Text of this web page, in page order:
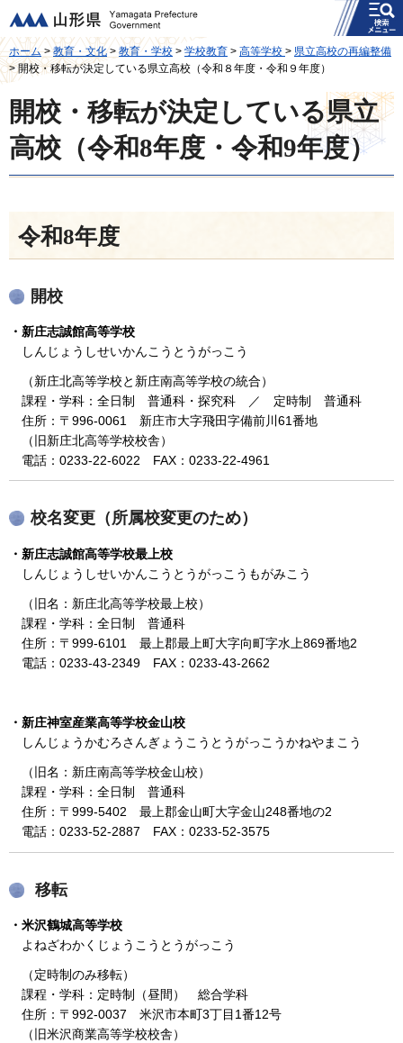
山形県
メニュー
ホーム>教育・文化> 教育・学校 > 学校教育 > 高等学校 > 県立高校の再編整備
> 開校・移転が決定している県立高校（令和８年度・令和９年度）
開校・移転が決定している県立
高校（令和8年度・令和9年度）
令和8年度
開校
・新庄志誠館高等学校
しんじょうしせいかんこうとうがっこう
（新庄北高等学校と新庄南高等学校の統合）
課程・学科：全日制 普通科・探究科 ／ 定時制 普通科
住所：〒996-0061 新庄市大字飛田字備前川61番地
（旧新庄北高等学校校舎）
電話：0233-22-6022 FAX：0233-22-4961
校名変更（所属校変更のため）
・新庄志誠館高等学校最上校
しんじょうしせいかんこうとうがっこうもがみこう
（旧名：新庄北高等学校最上校）
課程・学科：全日制 普通科
住所：〒999-6101 最上郡最上町大字向町字水上869番地2
電話：0233-43-2349 FAX：0233-43-2662
・新庄神室産業高等学校金山校
しんじょうかむろさんぎょうこうとうがっこうかねやまこう
（旧名：新庄南高等学校金山校）
課程・学科：全日制 普通科
住所：〒999-5402 最上郡金山町大字金山248番地の2
電話：0233-52-2887 FAX：0233-52-3575
移転
・米沢鶴城高等学校
よねざわかくじょうこうとうがっこう
（定時制のみ移転）
課程・学科：定時制（昼間） 総合学科
住所：〒992-0037 米沢市本町3丁目1番12号
（旧米沢商業高等学校校舎）